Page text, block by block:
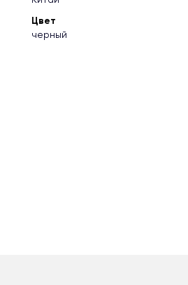
Цвет
черный